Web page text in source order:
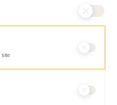
site
à Google Analytics) collectant des